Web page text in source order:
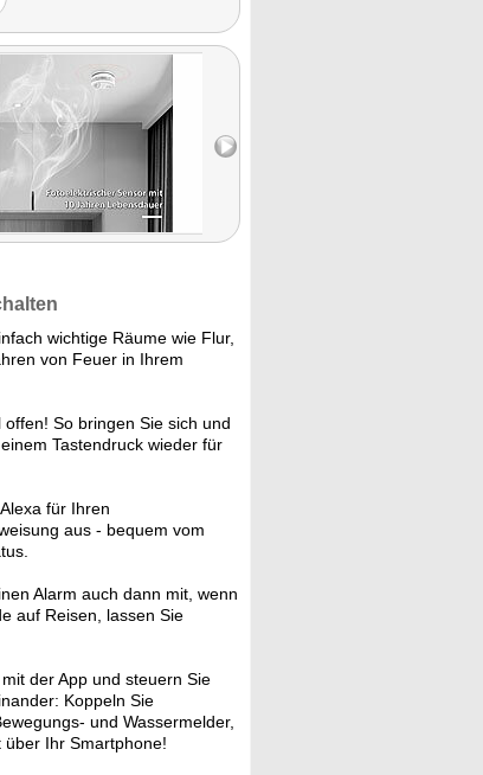
wichtige Räume wie Flur,
von Feuer in Ihrem
So bringen Sie sich und
Tastendruck wieder für
für Ihren
aus - bequem vom
Alarm auch dann mit, wenn
auf Reisen, lassen Sie
der App und steuern Sie
Koppeln Sie
und Wassermelder,
Ihr Smartphone!